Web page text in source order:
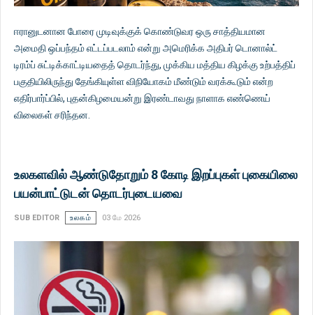
ஈரானுடனான போரை முடிவுக்குக் கொண்டுவர ஒரு சாத்தியமான
அமைதி ஒப்பந்தம் எட்டப்படலாம் என்று அமெரிக்க அதிபர் டொனால்ட்
டிரம்ப் சுட்டிக்காட்டியதைத் தொடர்ந்து, முக்கிய மத்திய கிழக்கு உற்பத்திப்
பகுதியிலிருந்து தேங்கியுள்ள விநியோகம் மீண்டும் வரக்கூடும் என்ற
எதிர்பார்ப்பில், புதன்கிழமையன்று இரண்டாவது நாளாக எண்ணெய்
விலைகள் சரிந்தன.
உலகளவில் ஆண்டுதோறும் 8 கோடி இறப்புகள் புகையிலை
பயன்பாட்டுடன் தொடர்புடையவை
SUB EDITOR உலகம் 03 மே 2026